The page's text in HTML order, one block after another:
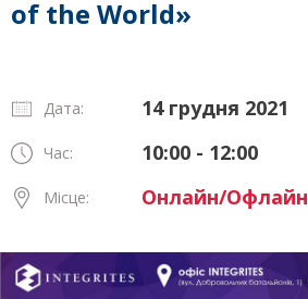
of the World»
Дата: 14 грудня 2021
Час: 10:00 - 12:00
Місце: Онлайн/Офлайн